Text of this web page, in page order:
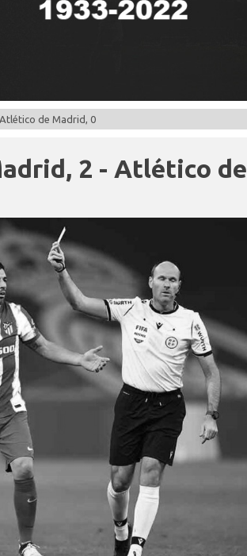
de Madrid, 0
2 - Atlético de